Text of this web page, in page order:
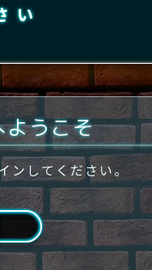
い
うこそ
してください。